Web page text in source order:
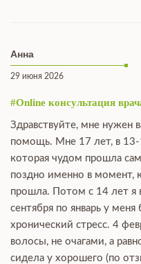
Анна
29 июня 2026
#Online консультация
Здравствуйте, мне нужен
помощь. Мне 17 лет, в 13-
которая чудом прошла
поздно именно в момент,
прошла. Потом с 14 лет я
сентября по январь у
хронический стресс. 4
волосы, не очагами, а
сидела у хорошего (по